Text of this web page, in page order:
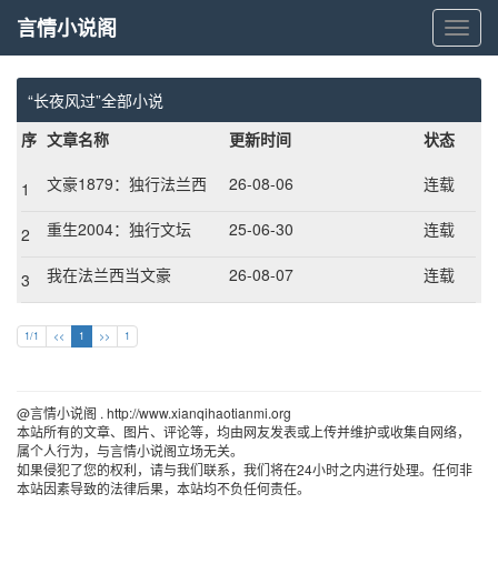
言
情
小
阁
言情小说阁
“长夜风过”全部小说
序 文章名称 更新时间 状态
1 文豪1879：独行法兰西 26-08-06 连载
2 重生2004：独行文坛 25-06-30 连载
3 我在法兰西当文豪 26-08-07 连载
1/1 << 1 >> 1
@言情小说阁 . http://www.xianqihaotianmi.org
本站所有的文章、图片、评论等，均由网友发表或上传并维护或收集自网络，
属个人行为，与言情小说阁立场无关。
如果侵犯了您的权利，请与我们联系，我们将在24小时之内进行处理。任何非
本站因素导致的法律后果，本站均不负任何责任。